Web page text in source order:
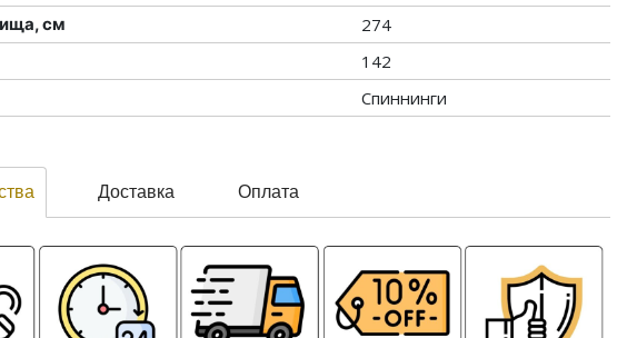
см 274
142
Спиннинги
Доставка Оплата